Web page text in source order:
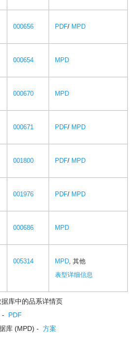
000656 PDF/ MPD
000654 MPD
000670 MPD
000671 PDF/ MPD
001800 PDF/ MPD
001976 PDF/ MPD
000686 MPD
005314 MPD , 其他
表型详细信息
库中的品系详情页
- PDF
(MPD) - 方案